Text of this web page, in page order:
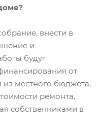
внести в
и
будут
от
из местного бюджета,
ремонта,
собственниками в